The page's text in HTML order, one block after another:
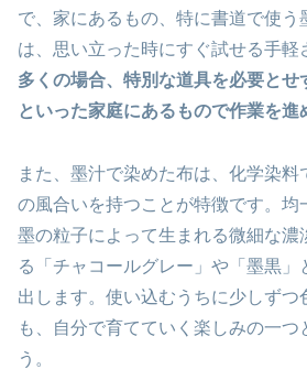
で、家にあるもの、特に書道で使う
は、思い立った時にすぐ試せる手軽
多くの場合、特別な道具を必要とせ
といった家庭にあるもので作業を進
また、墨汁で染めた布は、化学染
の風合いを持つことが特徴です。均
墨の粒子によって生まれる微細な濃
る「チャコールグレー」や「墨黒」
出します。使い込むうちに少しずつ
も、自分で育てていく楽しみの一つ
う。